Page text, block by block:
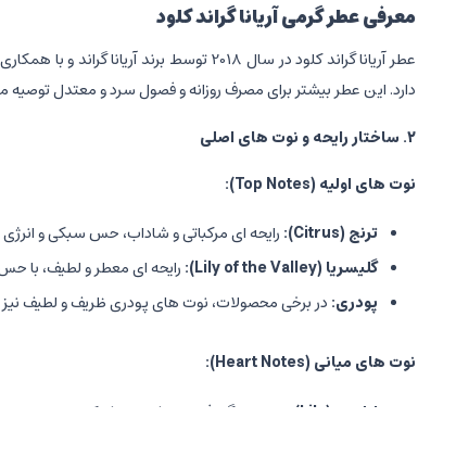
معرفی عطر گرمی آریانا گراند کلود
عطر آریانا گراند کلود در سال 2018
دارد. این عطر بیشتر برای مصرف روزانه و فصول سرد و معتدل
۲. ساختار رایحه و نوت های اصلی
نوت های اولیه (Top Notes):
ترنج (Citrus):
رایحه ای مرکباتی و شاداب، حس سبکی و
گلیسریا (Lily of the Valley):
رایحه ای معطر و لطیف، با
پودری: در برخی محصولات، نوت های پودری ظریف و لطیف نیز emphasized می شود که حس نرمی و لطافت اولیه را تقویت می کند.
نوت های میانی (Heart Notes):
لیلیوم
(Lily):
رایحه ای گل فام، ظریف و لطیف که حس بی نظیر